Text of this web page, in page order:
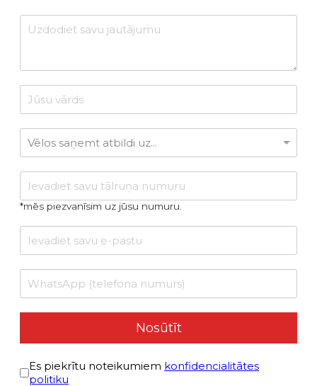
*mēs piezvanīsim uz jūsu numuru.
Nosūtīt
Условиями политики конфиденциальности
Es piekrītu noteikumiem konfidencialitātes
politiku